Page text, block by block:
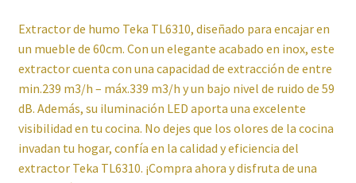
Humedad
Imagen y Sonido
Lavadoras y Lavasecadoras
Lavavajillas
Extractor de humo Teka TL6310, diseñado para encajar en
un mueble de 60cm. Con un elegante acabado en inox, este
extractor cuenta con una capacidad de extracción de entre
min.239 m3/h – máx.339 m3/h y un bajo nivel de ruido de 59
dB. Además, su iluminación LED aporta una excelente
visibilidad en tu cocina. No dejes que los olores de la cocina
invadan tu hogar, confía en la calidad y eficiencia del
extractor Teka TL6310. ¡Compra ahora y disfruta de una